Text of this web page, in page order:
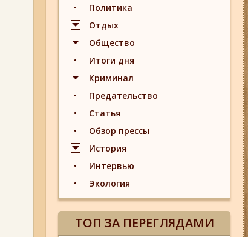
Политика
Отдых
Общество
Итоги дня
Криминал
Предательство
Статья
Обзор прессы
История
Интервью
Экология
ТОП ЗА ПЕРЕГЛЯДАМИ